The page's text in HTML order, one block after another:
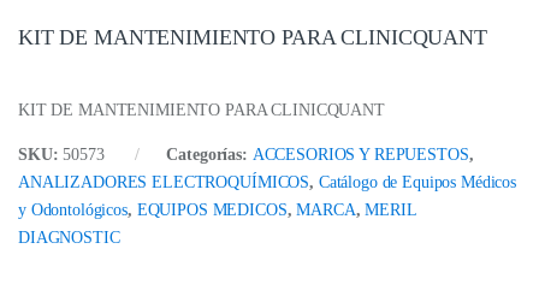
KIT DE MANTENIMIENTO PARA CLINICQUANT
KIT DE MANTENIMIENTO PARA CLINICQUANT
SKU:50573 Categorías: ACCESORIOS Y REPUESTOS,
ANALIZADORES ELECTROQUÍMICOS, Catálogo de Equipos Médicos
y Odontológicos, EQUIPOS MEDICOS,MARCA,MERIL
DIAGNOSTIC